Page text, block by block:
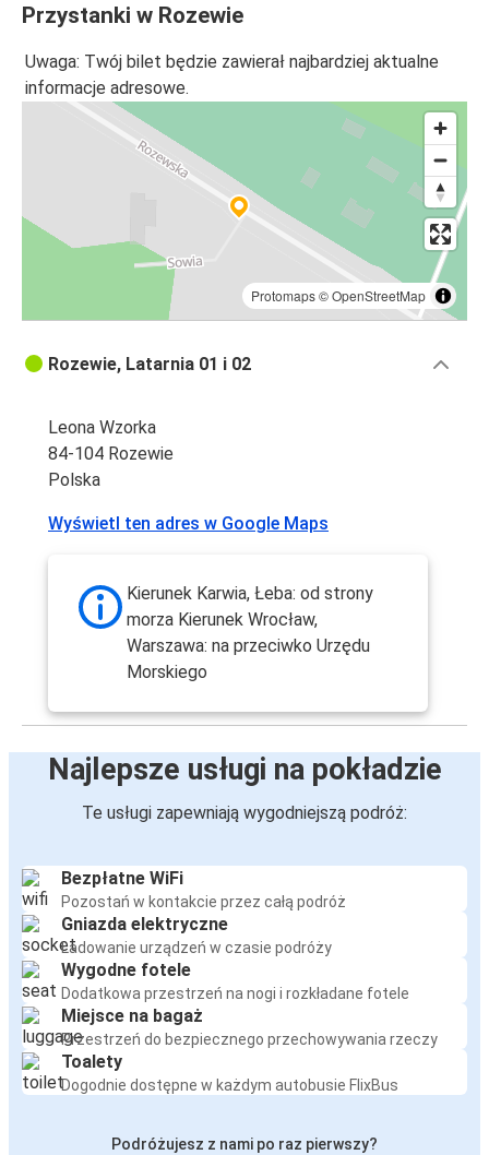
Przystanki w Rozewie
Uwaga: Twój bilet będzie zawierał najbardziej aktualne
informacje adresowe.
Protomaps©OpenStreetMap
Rozewie, Latarnia 01 i 02
Leona Wzorka
84-104 Rozewie
Polska
Wyświetl ten adres w Google Maps
Kierunek Karwia, Łeba: od strony
morza Kierunek Wrocław,
Warszawa: na przeciwko Urzędu
Morskiego
Najlepsze usługi na pokładzie
Te usługi zapewniają wygodniejszą podróż:
Bezpłatne WiFi
Pozostań w kontakcie przez całą podróż
Gniazda elektryczne
Ładowanie urządzeń w czasie podróży
Wygodne fotele
Dodatkowa przestrzeń na nogi i rozkładane fotele
Miejsce na bagaż
Przestrzeń do bezpiecznego przechowywania rzeczy
Toalety
Dogodnie dostępne w każdym autobusie FlixBus
Podróżujesz z nami po raz pierwszy?